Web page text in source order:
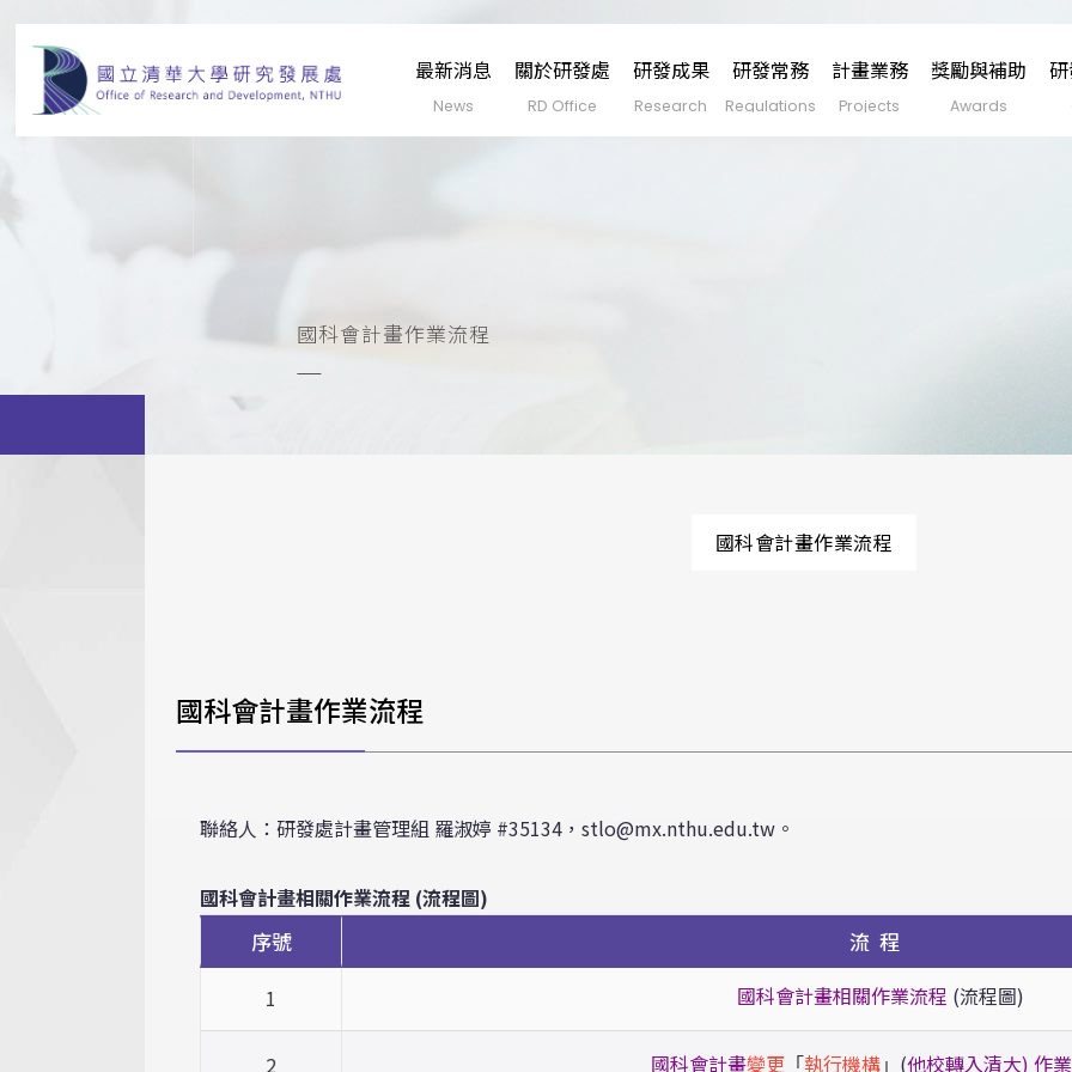
最新消息 關於研發處 研發成果 研發常務 計畫業務 獎勵與補助
國科會計畫作業流程
國科會計畫作業流程
國科會計畫作業流程
聯絡人：研發處計畫管理組 羅淑婷 #35134，stlo@mx.nthu.edu.tw。
國科會計畫相關作業流程 (流程圖)
序號 流 程
1 國科會計畫相關作業流程 (流程圖)
2 國科會計畫變更 「 執行機構 」 (他校轉入清大) 作